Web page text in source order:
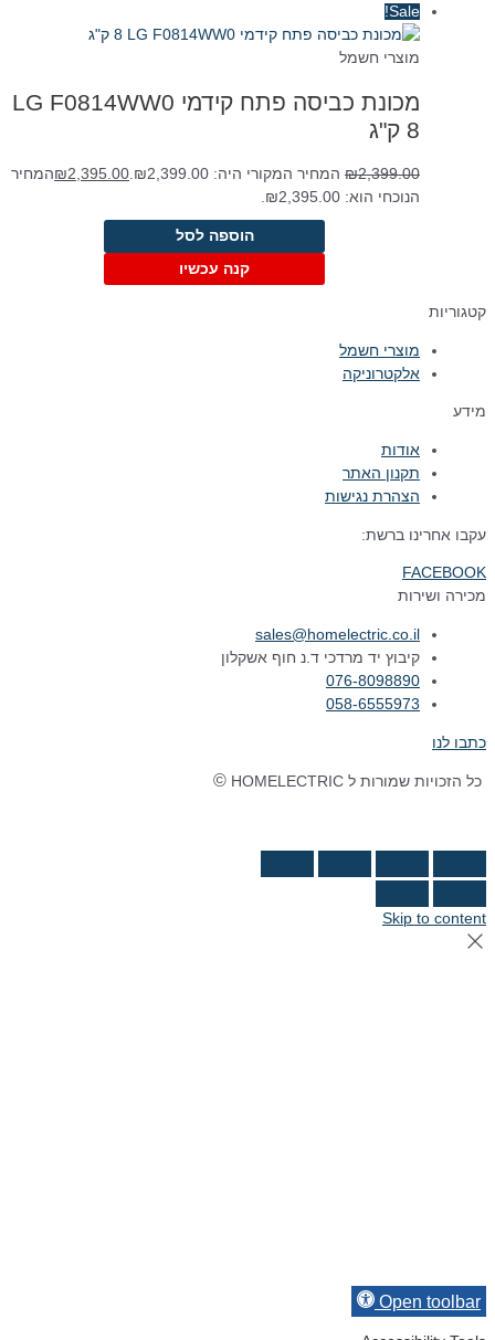
Sale!
מוצרי חשמל
מכונת כביסה פתח קידמי LG F0814WW0
₪2,399.00 המחיר המקורי היה: ₪2,399.00. ₪2,395.00
המחיר
הנוכחי הוא: ₪2,395.00.
הוספה לסל
קנה עכשיו
קטגוריות
מוצרי חשמל
אלקטרוניקה
מידע
אודות
תקנון האתר
הצהרת נגישות
עקבו אחרינו ברשת:
FACEBOOK
מכירה ושירות
sales@homelectric.co.il
קיבוץ יד מרדכי ד.נ חוף אשקלון
076-8098890
058-6555973
כתבו לנו
כל הזכויות שמורות ל HOMELECTRIC ©
Skip to content
Open toolbar